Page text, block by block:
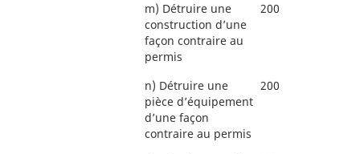
m) Détruire une
construction d’une
façon contraire au
permis
200
n) Détruire une
pièce d’équipement
d’une façon
contraire au permis
200